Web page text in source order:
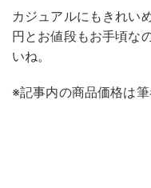
カジュアルにもきれい
円とお値段もお手頃な
いね。
※記事内の商品価格は筆